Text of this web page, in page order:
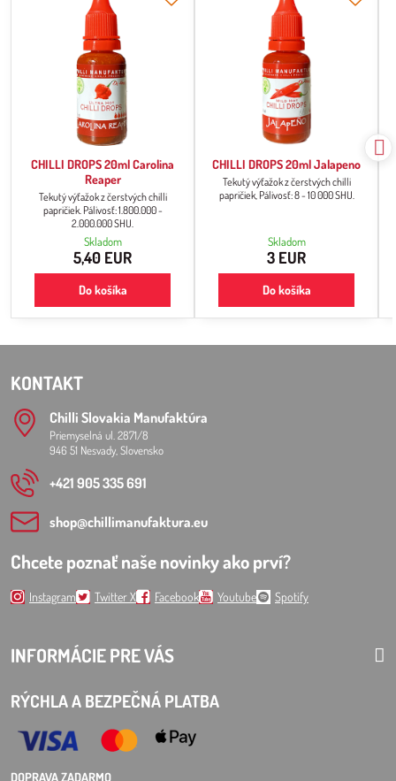
CHILLI DROPS 20ml Carolina
Reaper
Tekutý výťažok z čerstvých chilli
papričiek. Pálivosť: 1.800.000 -
2.000.000 SHU.
Skladom
5,40 EUR
Do košíka
CHILLI DROPS 20ml Jalapeno
Tekutý výťažok z čerstvých chilli
papričiek, Pálivosť: 8 - 10 000 SHU.
Skladom
3 EUR
Do košíka
KONTAKT
Chilli Slovakia Manufaktúra
Priemyselná ul. 2871/8
946 51 Nesvady, Slovensko
+421 905 335 691
shop​@chillimanufaktura​.eu
Chcete poznať naše novinky ako prví?
Instagram Twitter X Facebook Youtube Spotify
INFORMÁCIE PRE VÁS
RÝCHLA A BEZPEČNÁ PLATBA
DOPRAVA ZADARMO